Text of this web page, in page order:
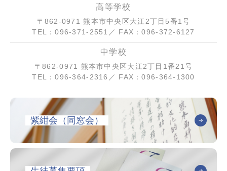
高等学校
〒862-0971 熊本市中央区大江2丁目5番1号
TEL：096-371-2551／ FAX：096-372-6127
中学校
〒862-0971 熊本市中央区大江2丁目1番21号
TEL：096-364-2316／ FAX：096-364-1300
紫紺会（同窓会）